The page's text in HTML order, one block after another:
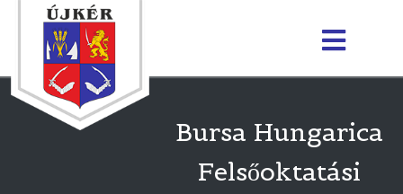
Bursa Hungarica
Felsőoktatási